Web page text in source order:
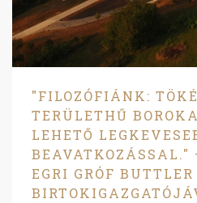
"FILOZÓFIÁNK:
TERÜLETHŰ
LEHETŐ
EGRI GRÓF